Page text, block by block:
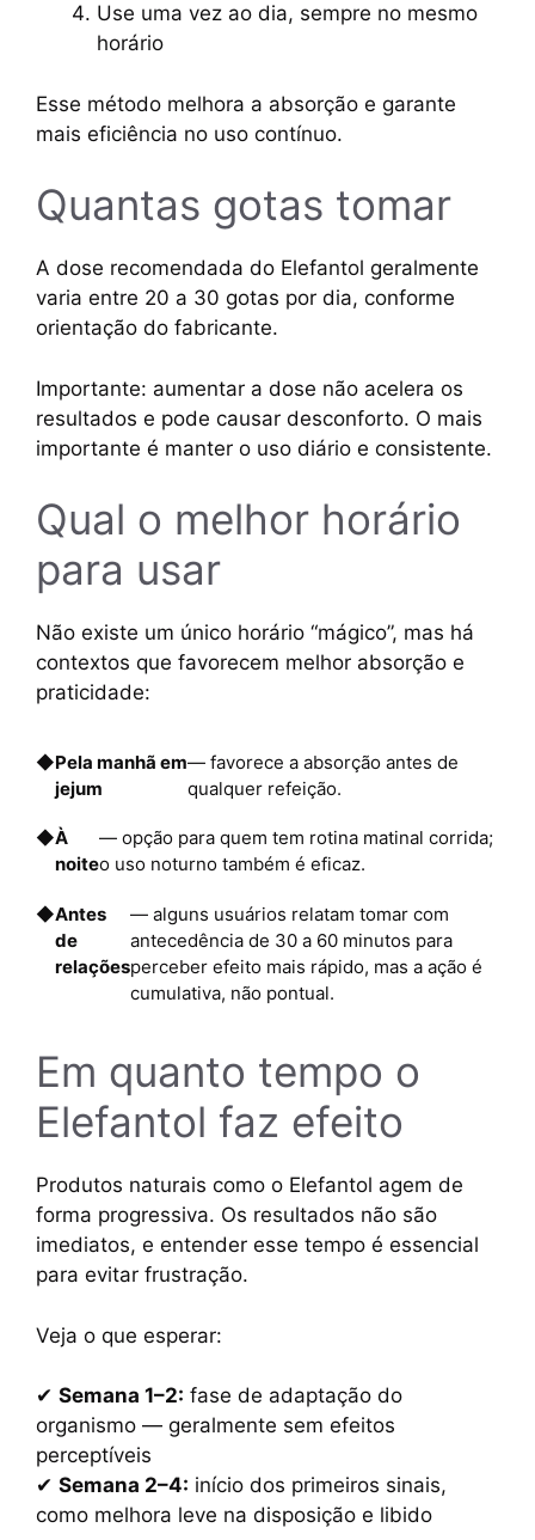
Use uma vez ao dia, sempre no mesmo
horário
Esse método melhora a absorção e garante
mais eficiência no uso contínuo.
Quantas gotas tomar
A dose recomendada do Elefantol geralmente
varia entre 20 a 30 gotas por dia, conforme
orientação do fabricante.
Importante: aumentar a dose não acelera os
resultados e pode causar desconforto. O mais
importante é manter o uso diário e consistente.
Qual o melhor horário
para usar
Não existe um único horário “mágico”, mas há
contextos que favorecem melhor absorção e
praticidade:
◆Pela manhã em
jejum
— favorece a absorção antes de
qualquer refeição.
◆À
noite
— opção para quem tem rotina matinal corrida;
o uso noturno também é eficaz.
◆Antes
de
relações
— alguns usuários relatam tomar com
antecedência de 30 a 60 minutos para
perceber efeito mais rápido, mas a ação é
cumulativa, não pontual.
Em quanto tempo o
Elefantol faz efeito
Produtos naturais como o Elefantol agem de
forma progressiva. Os resultados não são
imediatos, e entender esse tempo é essencial
para evitar frustração.
Veja o que esperar:
✔ Semana 1–2: fase de adaptação do
organismo — geralmente sem efeitos
perceptíveis
✔ Semana 2–4: início dos primeiros sinais,
como melhora leve na disposição e libido